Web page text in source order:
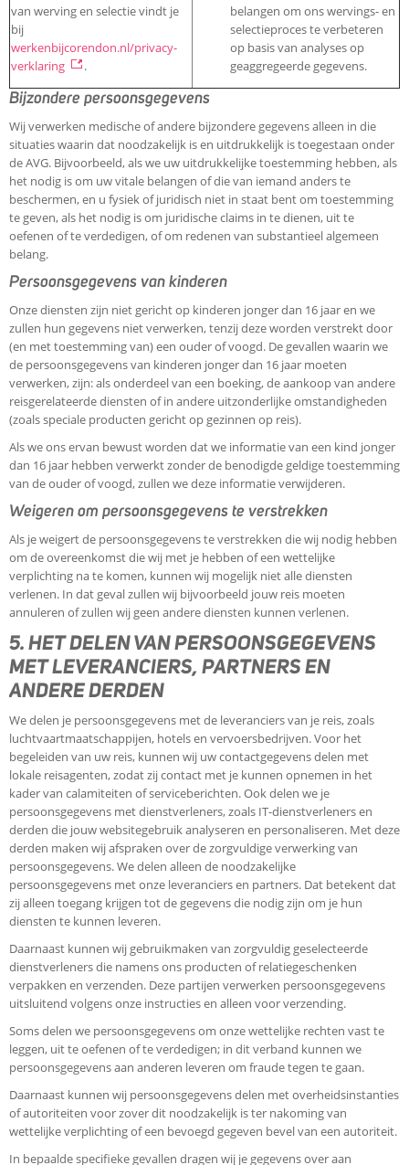
van werving en selectie vindt je
bij
werkenbijcorendon.nl/privacy-
verklaring
.
belangen om ons wervings- en
selectieproces te verbeteren
op basis van analyses op
geaggregeerde gegevens.
Bijzondere persoonsgegevens
Wij verwerken medische of andere bijzondere gegevens alleen in die
situaties waarin dat noodzakelijk is en uitdrukkelijk is toegestaan onder
de AVG. Bijvoorbeeld, als we uw uitdrukkelijke toestemming hebben, als
het nodig is om uw vitale belangen of die van iemand anders te
beschermen, en u fysiek of juridisch niet in staat bent om toestemming
te geven, als het nodig is om juridische claims in te dienen, uit te
oefenen of te verdedigen, of om redenen van substantieel algemeen
belang.
Persoonsgegevens van kinderen
Onze diensten zijn niet gericht op kinderen jonger dan 16 jaar en we
zullen hun gegevens niet verwerken, tenzij deze worden verstrekt door
(en met toestemming van) een ouder of voogd. De gevallen waarin we
de persoonsgegevens van kinderen jonger dan 16 jaar moeten
verwerken, zijn: als onderdeel van een boeking, de aankoop van andere
reisgerelateerde diensten of in andere uitzonderlijke omstandigheden
(zoals speciale producten gericht op gezinnen op reis).
Als we ons ervan bewust worden dat we informatie van een kind jonger
dan 16 jaar hebben verwerkt zonder de benodigde geldige toestemming
van de ouder of voogd, zullen we deze informatie verwijderen.
Weigeren om persoonsgegevens te verstrekken
Als je weigert de persoonsgegevens te verstrekken die wij nodig hebben
om de overeenkomst die wij met je hebben of een wettelijke
verplichting na te komen, kunnen wij mogelijk niet alle diensten
verlenen. In dat geval zullen wij bijvoorbeeld jouw reis moeten
annuleren of zullen wij geen andere diensten kunnen verlenen.
5. HET DELEN VAN PERSOONSGEGEVENS
MET LEVERANCIERS, PARTNERS EN
ANDERE DERDEN
We delen je persoonsgegevens met de leveranciers van je reis, zoals
luchtvaartmaatschappijen, hotels en vervoersbedrijven. Voor het
begeleiden van uw reis, kunnen wij uw contactgegevens delen met
lokale reisagenten, zodat zij contact met je kunnen opnemen in het
kader van calamiteiten of serviceberichten. Ook delen we je
persoonsgegevens met dienstverleners, zoals IT-dienstverleners en
derden die jouw websitegebruik analyseren en personaliseren. Met deze
derden maken wij afspraken over de zorgvuldige verwerking van
persoonsgegevens. We delen alleen de noodzakelijke
persoonsgegevens met onze leveranciers en partners. Dat betekent dat
zij alleen toegang krijgen tot de gegevens die nodig zijn om je hun
diensten te kunnen leveren.
Daarnaast kunnen wij gebruikmaken van zorgvuldig geselecteerde
dienstverleners die namens ons producten of relatiegeschenken
verpakken en verzenden. Deze partijen verwerken persoonsgegevens
uitsluitend volgens onze instructies en alleen voor verzending.
Soms delen we persoonsgegevens om onze wettelijke rechten vast te
leggen, uit te oefenen of te verdedigen; in dit verband kunnen we
persoonsgegevens aan anderen leveren om fraude tegen te gaan.
Daarnaast kunnen wij persoonsgegevens delen met overheidsinstanties
of autoriteiten voor zover dit noodzakelijk is ter nakoming van
wettelijke verplichting of een bevoegd gegeven bevel van een autoriteit.
In bepaalde specifieke gevallen dragen wij je gegevens over aan